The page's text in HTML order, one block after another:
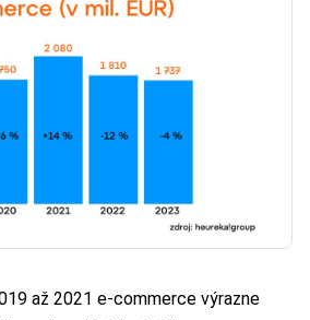
až 2021 e-commerce výrazne